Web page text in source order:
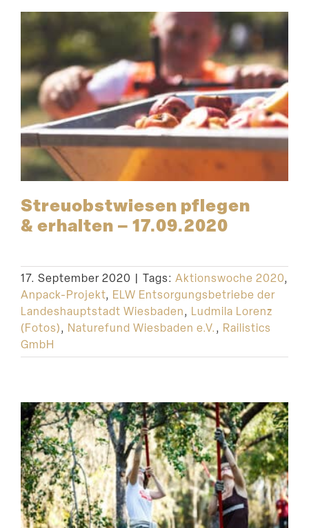
Streu­obst­wiesen pflegen
& erhalten – 17.09.2020
17. September 2020 | Tags: Aktionswoche 2020,
Anpack-Projekt, ELW Entsorgungsbetriebe der
Landeshauptstadt Wiesbaden, Ludmila Lorenz
(Fotos), Naturefund Wiesbaden e.V., Railistics
GmbH